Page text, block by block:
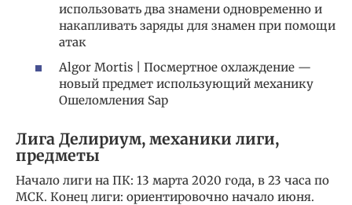
использовать два знамени одновременно и
накапливать заряды для знамен при помощи
атак
Algor Mortis | Посмертное охлаждение —
новый предмет использующий механику
Ошеломления Sap
Лига Делириум, механики лиги,
предметы
Начало лиги на ПК: 13 марта 2020 года, в 23 часа по
МСК. Конец лиги: ориентировочно начало июня.